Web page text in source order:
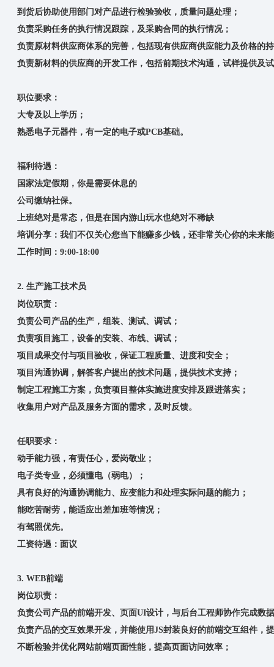
到货后协助使用部门对产品进行检验验收，质量问题处理；
负责采购任务的执行情况跟踪，及采购合同的执行情况；
负责原材料供应商体系的完善，包括现有供应商供应能力及价格的
负责新材料的供应商的开发工作，包括前期技术沟通，试样提供及
职位要求：
大专及以上学历；
熟悉电子元器件，有一定的电子或PCB基础。
福利待遇：
国家法定假期，你是需要休息的
公司缴纳社保。
上班绝对是常态，但是在国内游山玩水也绝对不稀缺
培训分享：我们不仅关心您当下能赚多少钱，还非常关心你的未来
工作时间：9:00-18:00
2. 生产施工技术员
岗位职责：
负责公司产品的生产，组装、测试、调试；
负责项目施工，设备的安装、布线、调试；
项目成果交付与项目验收，保证工程质量、进度和安全；
项目沟通协调，解答客户提出的技术问题，提供技术支持；
制定工程施工方案，负责项目整体实施进度安排及跟进落实；
收集用户对产品及服务方面的需求，及时反馈。
任职要求：
动手能力强，有责任心，爱岗敬业；
电子类专业，必须懂电（弱电）；
具有良好的沟通协调能力、应变能力和处理实际问题的能力；
能吃苦耐劳，能适应出差加班等情况；
有驾照优先。
工资待遇：面议
3. WEB前端
岗位职责：
负责公司产品的前端开发、页面UI设计，与后台工程师协作完成数
负责产品的交互效果开发，并能使用JS封装良好的前端交互组件，
不断检验并优化网站前端页面性能，提高页面访问效率；